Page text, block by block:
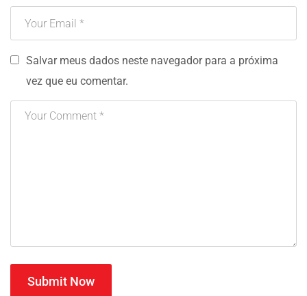
Salvar meus dados neste navegador para a próxima
vez que eu comentar.
Submit Now